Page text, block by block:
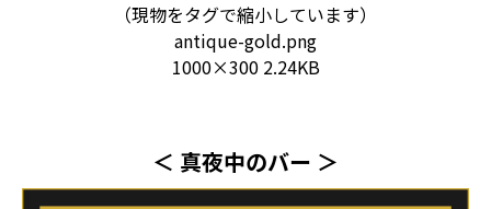
（現物をタグで縮小しています）
antique-gold.png
1000×300 2.24KB
＜ 真夜中のバー ＞